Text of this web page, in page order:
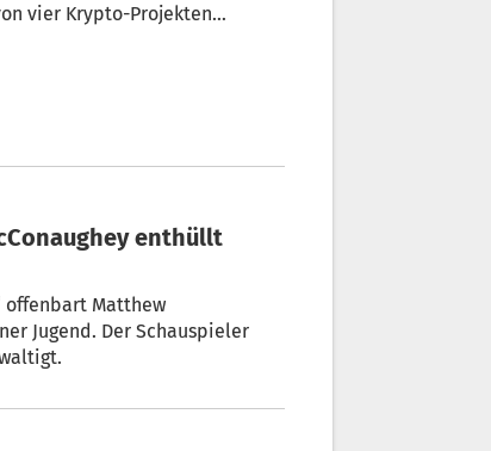
vier Krypto-Projekten
offenbart Matthew
Jugend. Der Schauspieler